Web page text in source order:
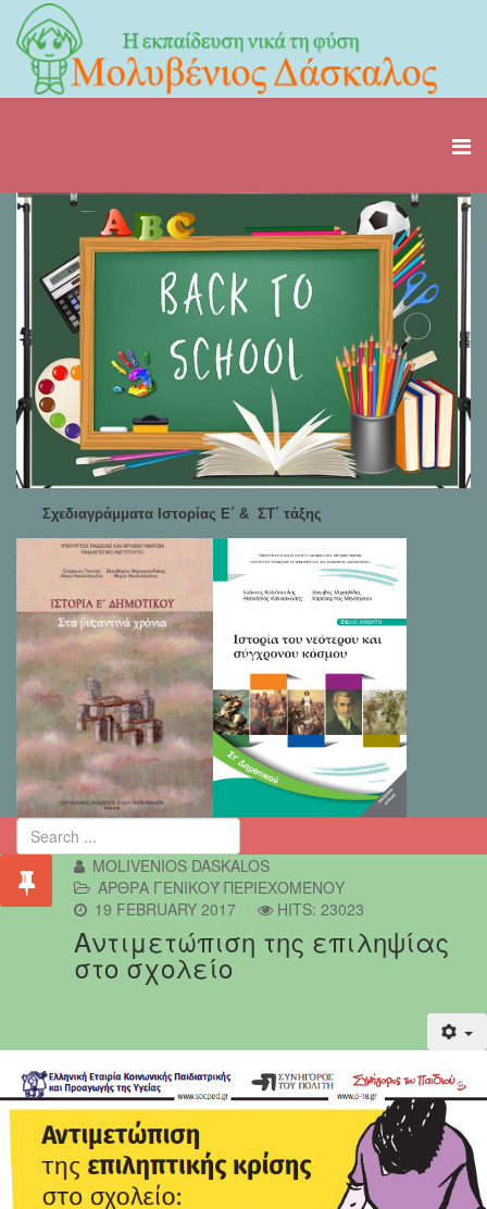
Σχεδιαγράμματα Ιστορίας Ε΄ & ΣΤ΄ τάξης
MOLIVENIOS DASKALOS
ΆΡΘΡΑ ΓΕΝΙΚΟΎ ΠΕΡΙΕΧΟΜΈΝΟΥ
19 FEBRUARY 2017
HITS: 23023
Αντιμετώπιση της επιληψίας
στο σχολείο